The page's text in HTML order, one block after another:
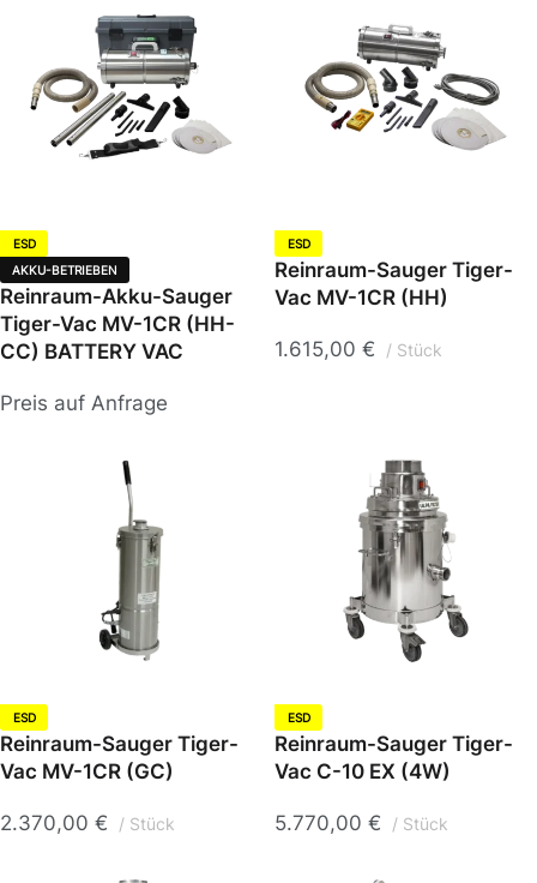
ESD
AKKU-BETRIEBEN
Reinraum-Akku-Sauger
Tiger-Vac MV-1CR (HH-
CC) BATTERY VAC
Preis auf Anfrage
ESD
Reinraum-Sauger Tiger-
Vac MV-1CR (HH)
1.615,00 € Stück
ESD
Reinraum-Sauger Tiger-
Vac MV-1CR (GC)
2.370,00 € Stück
ESD
Reinraum-Sauger Tiger-
Vac C-10 EX (4W)
5.770,00 € Stück